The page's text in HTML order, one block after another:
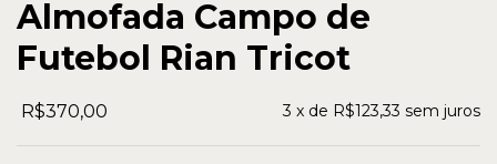
Almofada Campo de
Futebol Rian Tricot
R$370,00 3 x de R$123,33 sem juros